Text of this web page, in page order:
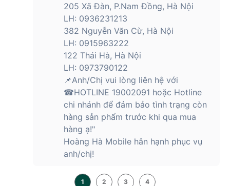
205 Xã Đàn, P.Nam Đồng, Hà Nội
LH: 0936231213
382 Nguyễn Văn Cừ, Hà Nội
LH: 0915963222
122 Thái Hà, Hà Nội
LH: 0973790122
📌Anh/Chị vui lòng liên hệ với
☎HOTLINE 19002091 hoặc Hotline
chi nhánh để đảm bảo tình trạng còn
hàng sản phẩm trước khi qua mua
hàng ạ!"
Hoàng Hà Mobile hân hạnh phục vụ
anh/chị!
1 2 3 4